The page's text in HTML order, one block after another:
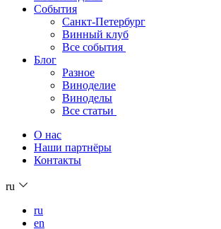
События
Санкт-Петербург
Винный клуб
Все события
Блог
Разное
Виноделие
Виноделы
Все статьи
О нас
Наши партнёры
Контакты
ru
ru
en